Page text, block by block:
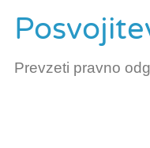
Prevzeti pravno